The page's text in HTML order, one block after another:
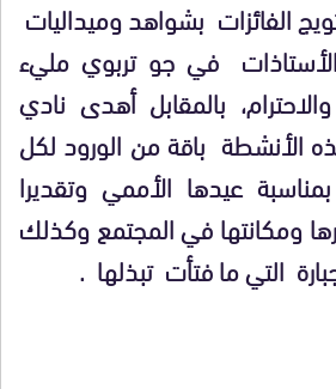
الفائزات بشواهد وميداليات
في جو تربوي مليء
بالمقابل أهدى نادي
الأنشطة باقة من الورود لكل
عيدها الأممي وتقديرا
ومكانتها في المجتمع وكذلك
التي ما فتأت تبذلها .